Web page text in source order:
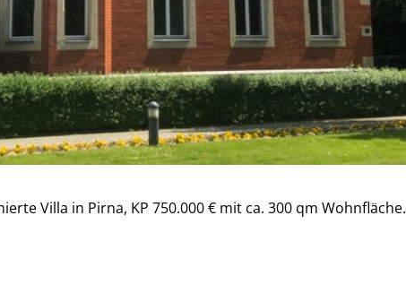
Villa in Pirna, KP 750.000 € mit ca. 300 qm Wohnfläche.